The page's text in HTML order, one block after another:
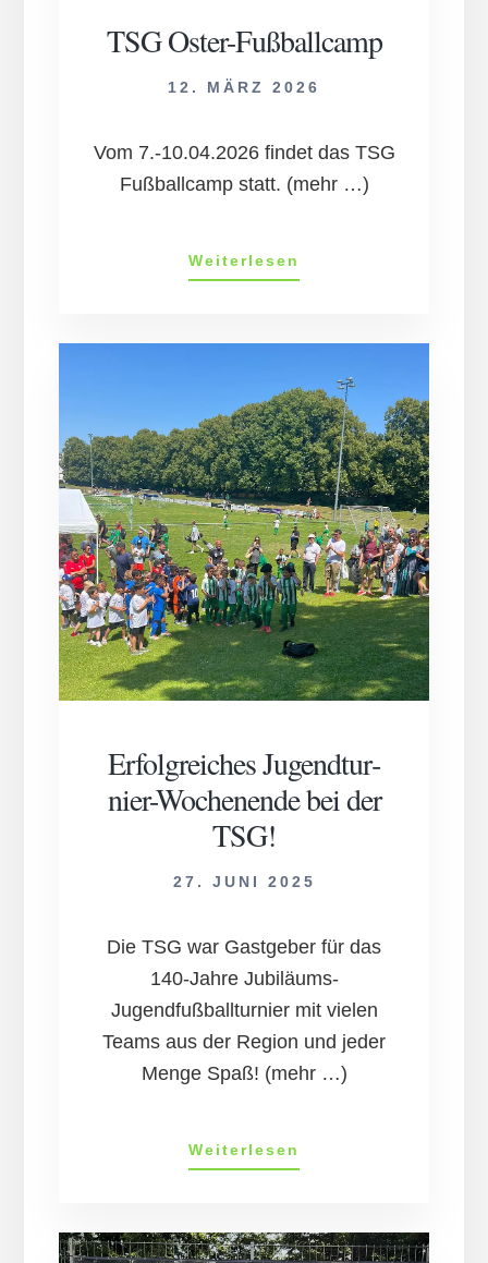
TSG Oster-Fußballcamp
12. MÄRZ 2026
Vom 7.-10.04.2026 findet das TSG
Fußballcamp statt. (mehr …)
Weiterlesen
Oster-
Erfolg­reich­es Ju­gend­tur­
nier-Woch­en­en­de bei der
TSG!
27. JUNI 2025
Die TSG war Gastgeber für das
140-Jahre Jubiläums-
Jugendfußballturnier mit vielen
Teams aus der Region und jeder
Menge Spaß! (mehr …)
Weiterlesen
reich­
gend­